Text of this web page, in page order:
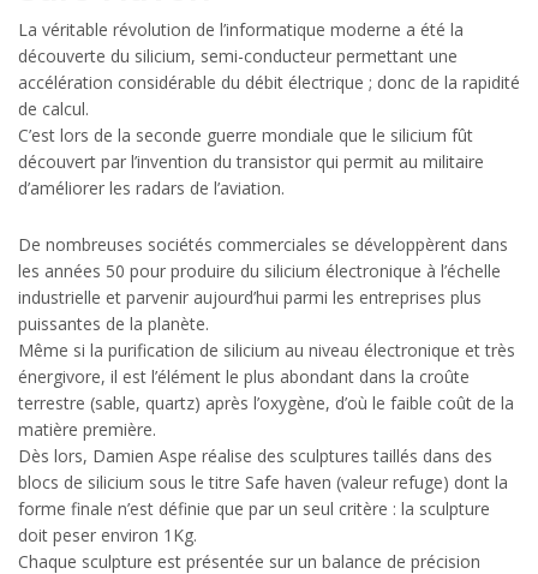
La véritable révolution de l’informatique moderne a été la
découverte du silicium, semi-conducteur permettant une
accélération considérable du débit électrique ; donc de la rapidité
de calcul.
C’est lors de la seconde guerre mondiale que le silicium fût
découvert par l’invention du transistor qui permit au militaire
d’améliorer les radars de l’aviation.
De nombreuses sociétés commerciales se développèrent dans
les années 50 pour produire du silicium électronique à l’échelle
industrielle et parvenir aujourd’hui parmi les entreprises plus
puissantes de la planète.
Même si la purification de silicium au niveau électronique et très
énergivore, il est l’élément le plus abondant dans la croûte
terrestre (sable, quartz) après l’oxygène, d’où le faible coût de la
matière première.
Dès lors, Damien Aspe réalise des sculptures taillés dans des
blocs de silicium sous le titre Safe haven (valeur refuge) dont la
forme finale n’est définie que par un seul critère : la sculpture
doit peser environ 1Kg.
Chaque sculpture est présentée sur un balance de précision